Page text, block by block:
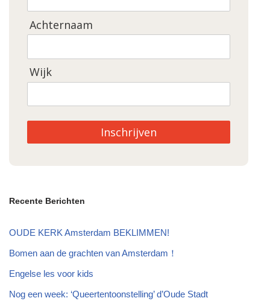
Achternaam
Wijk
Inschrijven
Recente Berichten
OUDE KERK Amsterdam BEKLIMMEN!
Bomen aan de grachten van Amsterdam！
Engelse les voor kids
Nog een week: ‘Queertentoonstelling’ d’Oude Stadt